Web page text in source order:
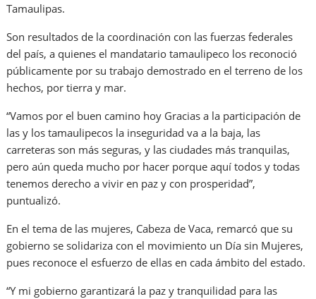
Tamaulipas.
Son resultados de la coordinación con las fuerzas federales
del país, a quienes el mandatario tamaulipeco los reconoció
públicamente por su trabajo demostrado en el terreno de los
hechos, por tierra y mar.
“Vamos por el buen camino hoy Gracias a la participación de
las y los tamaulipecos la inseguridad va a la baja, las
carreteras son más seguras, y las ciudades más tranquilas,
pero aún queda mucho por hacer porque aquí todos y todas
tenemos derecho a vivir en paz y con prosperidad”,
puntualizó.
En el tema de las mujeres, Cabeza de Vaca, remarcó que su
gobierno se solidariza con el movimiento un Día sin Mujeres,
pues reconoce el esfuerzo de ellas en cada ámbito del estado.
“Y mi gobierno garantizará la paz y tranquilidad para las